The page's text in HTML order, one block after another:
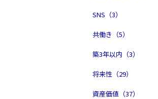
SNS（3）
共働き（5）
築3年以内（3）
将来性（29）
資産価値（37）